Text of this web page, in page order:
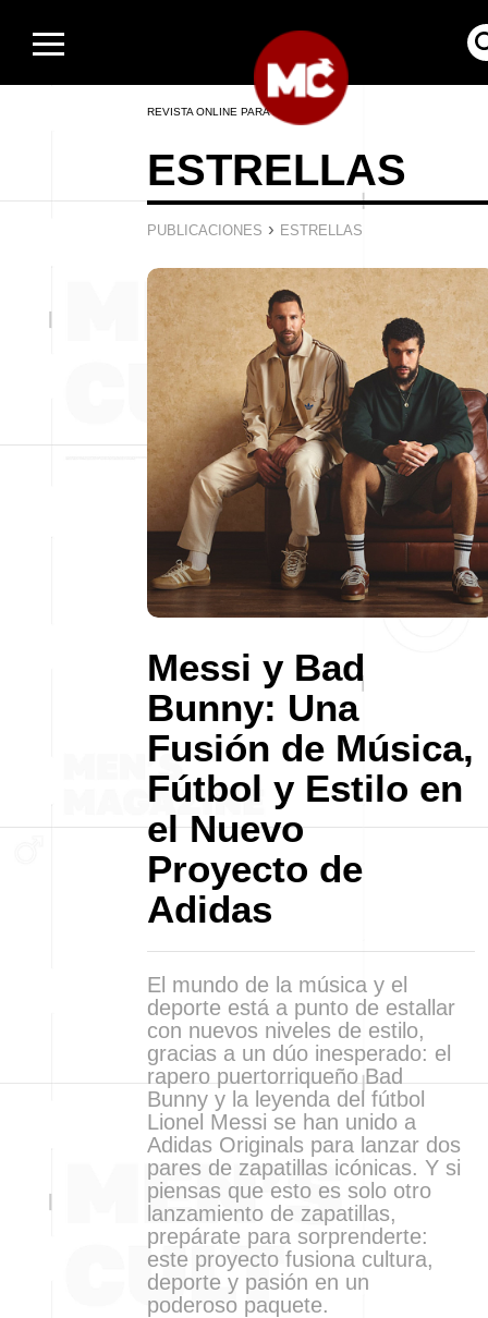
REVISTA ONLINE PARA HOMBRES
ESTRELLAS
PUBLICACIONES › ESTRELLAS
Messi y Bad
Bunny: Una
Fusión de Música,
Fútbol y Estilo en
el Nuevo
Proyecto de
Adidas
El mundo de la música y el
deporte está a punto de estallar
con nuevos niveles de estilo,
gracias a un dúo inesperado: el
rapero puertorriqueño Bad
Bunny y la leyenda del fútbol
Lionel Messi se han unido a
Adidas Originals para lanzar dos
pares de zapatillas icónicas. Y si
piensas que esto es solo otro
lanzamiento de zapatillas,
prepárate para sorprenderte:
este proyecto fusiona cultura,
deporte y pasión en un
poderoso paquete.